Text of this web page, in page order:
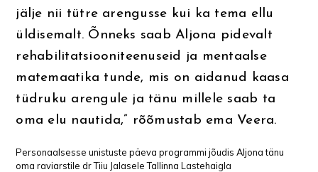
jälje nii tütre arengusse kui ka tema ellu
üldisemalt. Õnneks saab Aljona pidevalt
rehabilitatsiooniteenuseid ja mentaalse
matemaatika tunde, mis on aidanud kaasa
tüdruku arengule ja tänu millele saab ta
oma elu nautida,” rõõmustab ema Veera.
Personaalsesse unistuste päeva programmi jõudis Aljona tänu
oma raviarstile dr Tiiu Jalasele Tallinna Lastehaigla